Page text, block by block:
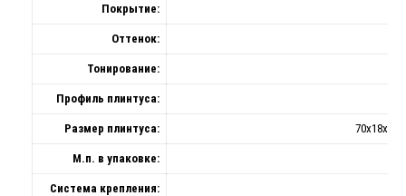
Покрытие:
Оттенок:
Тонирование:
Профиль плинтуса:
Размер плинтуса:
М.п. в упаковке:
Система крепления: